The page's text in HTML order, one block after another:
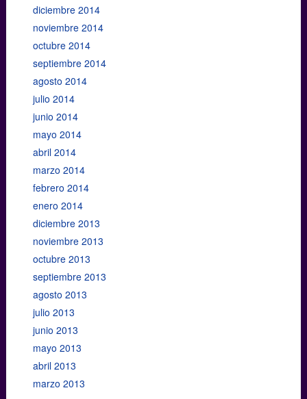
diciembre 2014
noviembre 2014
octubre 2014
septiembre 2014
agosto 2014
julio 2014
junio 2014
mayo 2014
abril 2014
marzo 2014
febrero 2014
enero 2014
diciembre 2013
noviembre 2013
octubre 2013
septiembre 2013
agosto 2013
julio 2013
junio 2013
mayo 2013
abril 2013
marzo 2013